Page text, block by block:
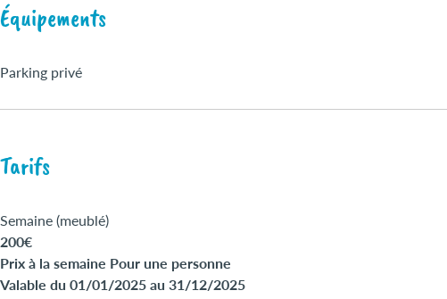
Équipements
Parking privé
Tarifs
Semaine (meublé)
200€
Prix à la semaine Pour une personne
Valable du 01/01/2025 au 31/12/2025